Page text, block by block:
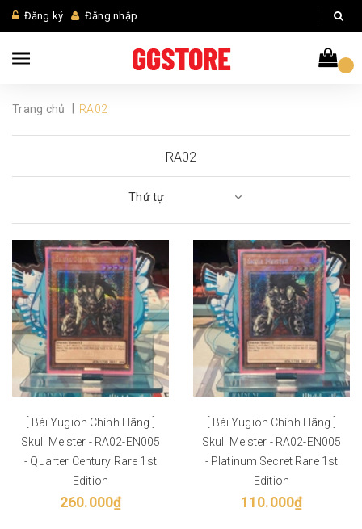
Đăng ký Đăng nhập
Trang chủ RA02
RA02
Thứ tự
[ Bài Yugioh Chính Hãng ]
Skull Meister - RA02-EN005
- Quarter Century Rare 1st
Edition
260.000₫
[ Bài Yugioh Chính Hãng ]
Skull Meister - RA02-EN005
- Platinum Secret Rare 1st
Edition
110.000₫